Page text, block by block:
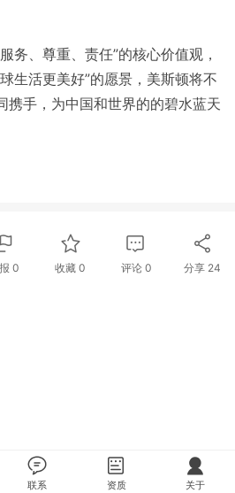
务、尊重、责任”的核心价值观，
生活更美好”的愿景，美斯顿将不
携手，为中国和世界的的碧水蓝天
0 收藏 0 评论 0 分享 24
联系 资质 关于